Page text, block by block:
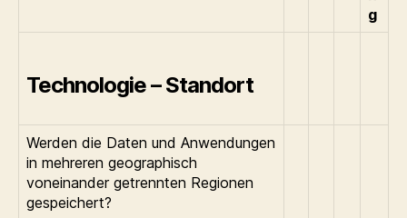
g
Technologie – Standort
Werden die Daten und Anwendungen
in mehreren geographisch
voneinander getrennten Regionen
gespeichert?